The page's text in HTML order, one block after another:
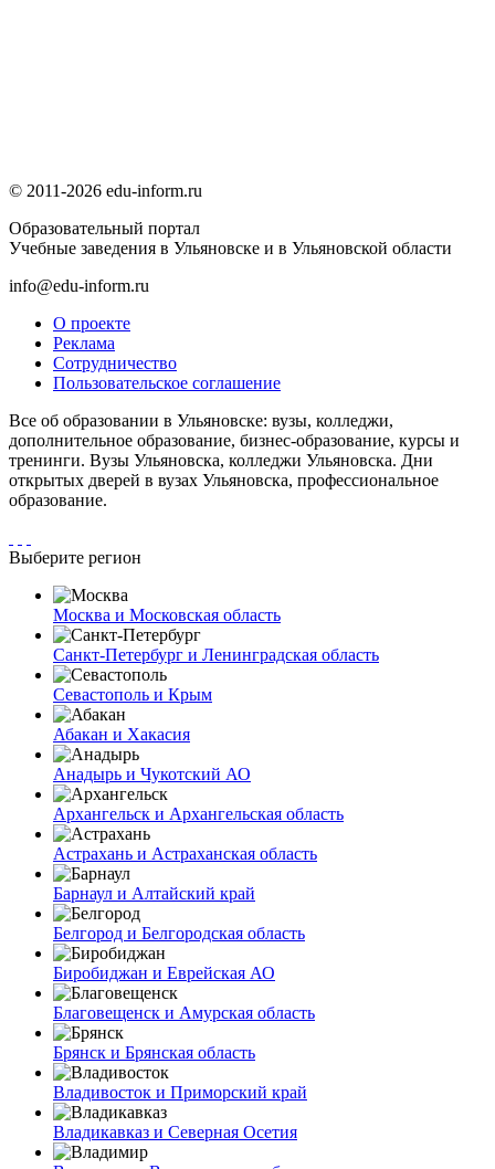
© 2011-2026 edu-inform.ru
Образовательный портал
Учебные заведения в Ульяновске и в Ульяновской области
info@edu-inform.ru
О проекте
Реклама
Сотрудничество
Пользовательское соглашение
Все об образовании в Ульяновске: вузы, колледжи,
дополнительное образование, бизнес-образование, курсы и
тренинги. Вузы Ульяновска, колледжи Ульяновска. Дни
открытых дверей в вузах Ульяновска, профессиональное
образование.
Выберите регион
Москва и Московская область
Санкт-Петербург и Ленинградская область
Севастополь и Крым
Абакан и Хакасия
Анадырь и Чукотский АО
Архангельск и Архангельская область
Астрахань и Астраханская область
Барнаул и Алтайский край
Белгород и Белгородская область
Биробиджан и Еврейская АО
Благовещенск и Амурская область
Брянск и Брянская область
Владивосток и Приморский край
Владикавказ и Северная Осетия